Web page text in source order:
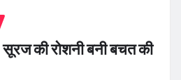
सूरज की रोशनी बनी बचत की